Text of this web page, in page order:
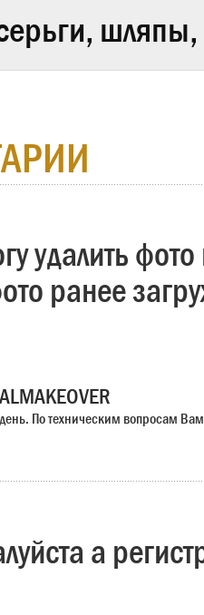
удалить
ранее
По техническим вопросам
а